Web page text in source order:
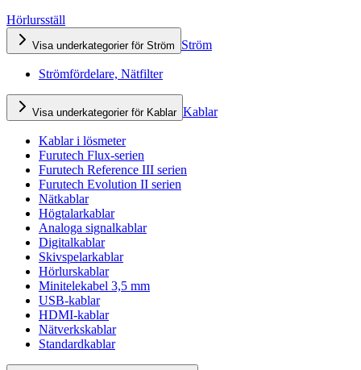
Hörlursställ
Visa underkategorier för Ström Ström
Strömfördelare, Nätfilter
Visa underkategorier för Kablar Kablar
Kablar i lösmeter
Furutech Flux-serien
Furutech Reference III serien
Furutech Evolution II serien
Nätkablar
Högtalarkablar
Analoga signalkablar
Digitalkablar
Skivspelarkablar
Hörlurskablar
Minitelekabel 3,5 mm
USB-kablar
HDMI-kablar
Nätverkskablar
Standardkablar